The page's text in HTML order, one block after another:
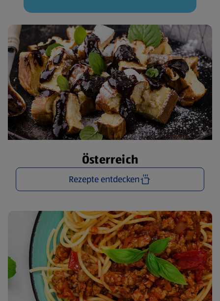
Österreich
Rezepte entdecken